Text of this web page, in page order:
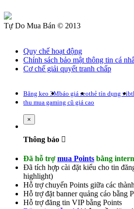
Tự Do Mua Bán © 2013
Quy chế hoạt động
Chính sách bảo mật thông tin cá
Cơ chế giải quyết tranh chấp
Băng keo 3Mbáo giá seothẻ tín dụng vib
thu mua gaming cũ giá cao
×
Thông báo
Đã hỗ trợ mua Points bằng
Đã tích hợp cài đặt kiểu cho tin
highlight)
Hỗ trợ chuyển Points giữa các
Hỗ trợ đặt banner quảng cáo bằng
Hỗ trợ đăng tin VIP bằng Points